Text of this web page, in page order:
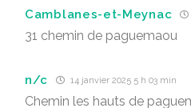
Camblanes-et-Meynac
31 chemin de paguemaou
n/c 14 janvier 2025 5 h 03 min
Chemin les hauts de